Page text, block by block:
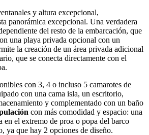
y altura excepcional,
panorámica excepcional. Una verdadera
del resto de la embarcación, que
una playa privada opcional con un
la creación de un área privada adicional
que se conecta directamente con el
con 3, 4 o incluso 5 camarotes de
con una cama isla, un escritorio,
y complementado con un baño
con más comodidad y espacio: una
en el extremo de proa o popa del barco
ya que hay 2 opciones de diseño.